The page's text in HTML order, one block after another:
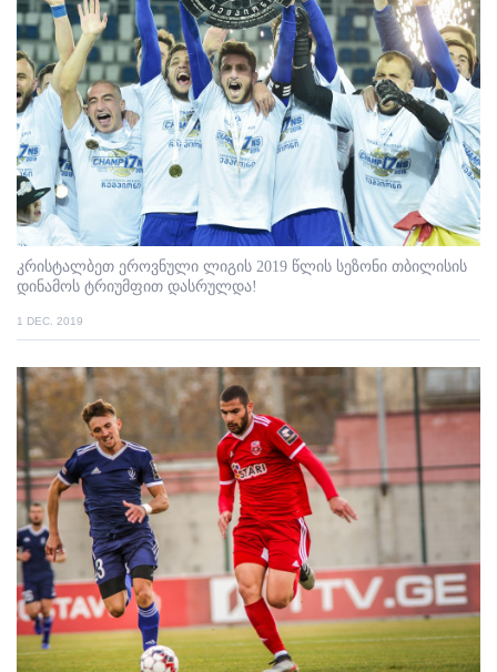
კრისტალბეთ ეროვნული ლიგის 2019 წლის სეზონი თბილისის
დინამოს ტრიუმფით დასრულდა!
1 DEC. 2019